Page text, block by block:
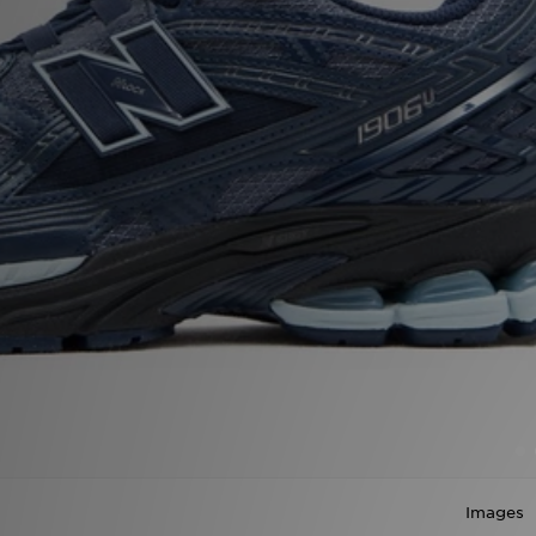
Images
Mon JD
Suivre Ma Commande
Service client
Nos Magasins
Télécharge l'Appli